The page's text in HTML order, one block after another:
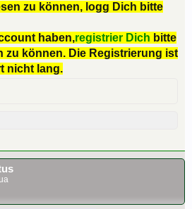
zu können, logg Dich bitte
haben,registrier Dich bitte
zu können. Die Registrierung ist
nicht lang.